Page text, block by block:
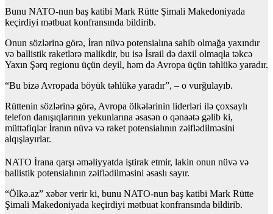
Bunu NATO-nun baş katibi Mark Rütte Şimali Makedoniyada
keçirdiyi mətbuat konfransında bildirib.
Onun sözlərinə görə, İran nüvə potensialına sahib olmağa yaxındır
və ballistik raketlərə malikdir, bu isə İsrail də daxil olmaqla təkcə
Yaxın Şərq regionu üçün deyil, həm də Avropa üçün təhlükə yaradır.
“Bu bizə Avropada böyük təhlükə yaradır”, – o vurğulayıb.
Rüttenin sözlərinə görə, Avropa ölkələrinin liderləri ilə çoxsaylı
telefon danışıqlarının yekunlarına əsasən o qənaətə gəlib ki,
müttəfiqlər İranın nüvə və raket potensialının zəiflədilməsini
alqışlayırlar.
NATO İrana qarşı əməliyyatda iştirak etmir, lakin onun nüvə və
ballistik potensialının zəiflədilməsini əsaslı sayır.
“Ölkə.az” xəbər verir ki, bunu NATO-nun baş katibi Mark Rütte
Şimali Makedoniyada keçirdiyi mətbuat konfransında bildirib.